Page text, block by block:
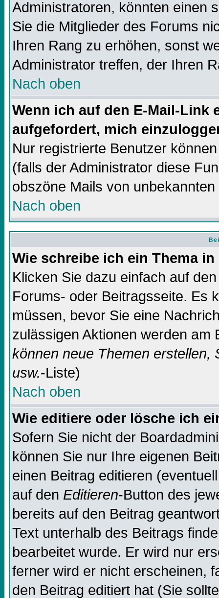
Administratoren, könnten einen
Sie die Mitglieder des Forums
Ihren Rang zu erhöhen, sonst
Administrator treffen, der Ihren
Nach oben
Wenn ich auf den E-Mail-Link
aufgefordert, mich
Nur registrierte Benutzer
(falls der Administrator diese
obszöne Mails von
Nach oben
Wie schreibe ich ein Thema
Klicken Sie dazu einfach auf
Forums- oder Beitragsseite. Es
müssen, bevor Sie eine
zulässigen Aktionen werden
können neue Themen erstellen,
usw.-Liste)
Nach oben
Wie editiere oder lösche ich
Sofern Sie nicht der
können Sie nur Ihre eigenen
einen Beitrag editieren
auf den Editieren-Button des
bereits auf den Beitrag
Text unterhalb des Beitrags
bearbeitet wurde. Er wird nur
ferner wird er nicht erscheinen,
den Beitrag editiert hat (Sie